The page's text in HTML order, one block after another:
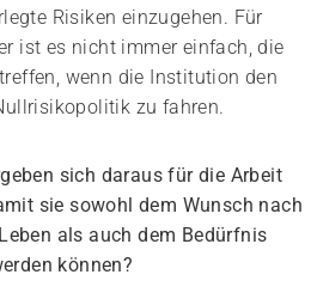
Risiken einzugehen. Für
ist es nicht immer einfach, die
wenn die Institution den
zu fahren.
sich daraus für die Arbeit
sie sowohl dem Wunsch nach
als auch dem Bedürfnis
können?